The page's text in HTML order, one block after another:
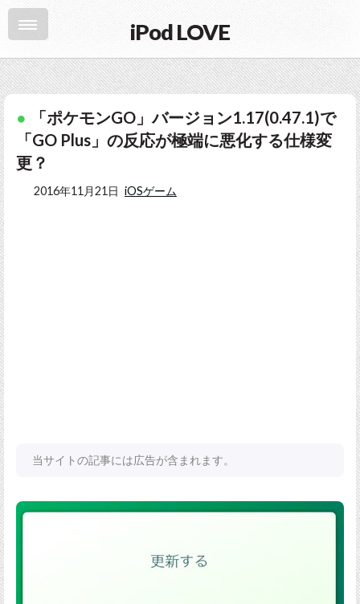
iPod LOVE
「ポケモンGO」バージョン1.17(0.47.1)で
「GO Plus」の反応が極端に悪化する仕様変
更？
2016年11月21日 iOSゲーム
当サイトの記事には広告が含まれます。